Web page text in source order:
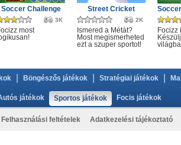
Soccer Challenge
3K
most
Street Cricket
2K
Ismered a Métát?
Most megismerheted
ezt a szuper sportot!
Focizz
Böngészős játékok Stratégiai játékok
játékok Sportos játékok Focis játékok
Felhasználási feltételek Adatkezelési tájékoztató